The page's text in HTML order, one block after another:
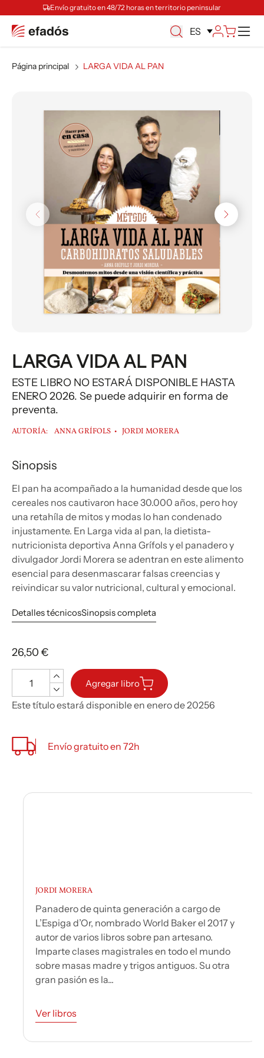
Envío gratuito en 48/72 horas en territorio peninsular
ES
Página principal LARGA VIDA AL PAN
LARGA VIDA AL PAN
ESTE LIBRO NO ESTARÁ DISPONIBLE HASTA
ENERO 2026. Se puede adquirir en forma de
preventa.
AUTORÍA: ANNA GRÍFOLS JORDI MORERA
Sinopsis
El pan ha acompañado a la humanidad desde que los
cereales nos cautivaron hace 30.000 años, pero hoy
una retahíla de mitos y modas lo han condenado
injustamente. En Larga vida al pan, la dietista-
nutricionista deportiva Anna Grífols y el panadero y
divulgador Jordi Morera se adentran en este alimento
esencial para desenmascarar falsas creencias y
reivindicar su valor nutricional, cultural y emocional.
Detalles técnicosSinopsis completa
26,50 €
Agregar libro
Este título estará disponible en enero de 20256
Envío gratuito en 72h
JORDI MORERA
Panadero de quinta generación a cargo de
L’Espiga d’Or, nombrado World Baker el 2017 y
autor de varios libros sobre pan artesano.
Imparte clases magistrales en todo el mundo
Ver libros